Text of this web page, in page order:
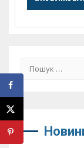
Пошук: